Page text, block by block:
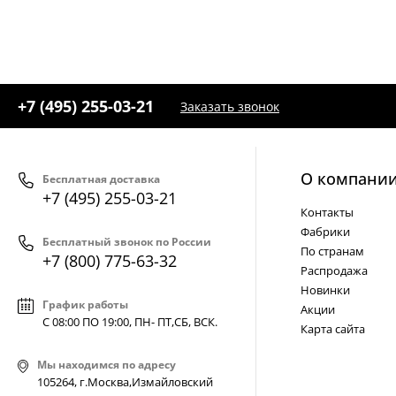
+7 (495) 255-03-21 Заказать звонок
Бесплатная доставка
+7 (495) 255-03-21
Бесплатный звонок по России
+7 (800) 775-63-32
График работы
С 08:00 ПО 19:00, ПН- ПТ,СБ, ВСК.
Мы находимся по адресу
105264, г.Москва,Измайловский
О
Контакты
Фабрики
По странам
Распродажа
Новинки
Акции
Карта сайта